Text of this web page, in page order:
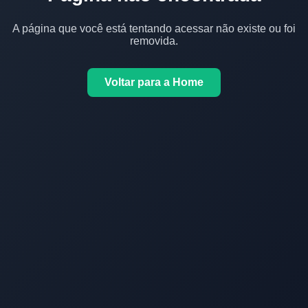
A página que você está tentando acessar não existe ou foi
removida.
Voltar para a Home